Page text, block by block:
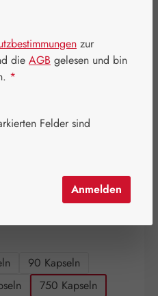
90 Kapseln
750 Kapseln
zur
die AGB gelesen und bin
*
Felder sind
Anmelden